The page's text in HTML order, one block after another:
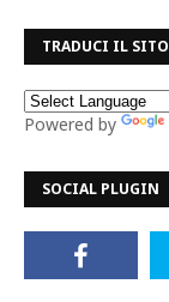
TRADUCI IL SITO
Powered by
SOCIAL PLUGIN